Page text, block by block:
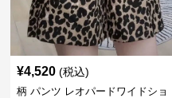
¥4,520 (税込)
柄 パンツ レオパードワイドショ